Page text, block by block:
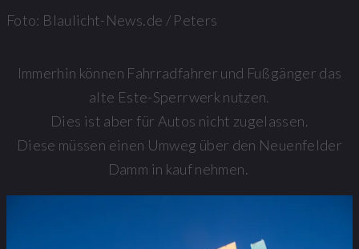
Foto: Blaulicht-News.de / Peters
Immerhin können Fahrradfahrer und Fußgänger das
alte Este-Sperrwerk nutzen.
Dies ist aber für Autos nicht zugelassen.
Diese müssen einen Umweg über den Neuenfelder
Damm in kauf nehmen.